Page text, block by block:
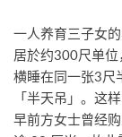
一人养育三子女
居於约300尺单
横睡在同一张3尺
「半天吊」。这
早前方女士曾经